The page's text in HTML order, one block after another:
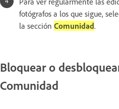
fotógrafos a los que sigue,
la sección Comunidad.
Bloquear o
Comunidad